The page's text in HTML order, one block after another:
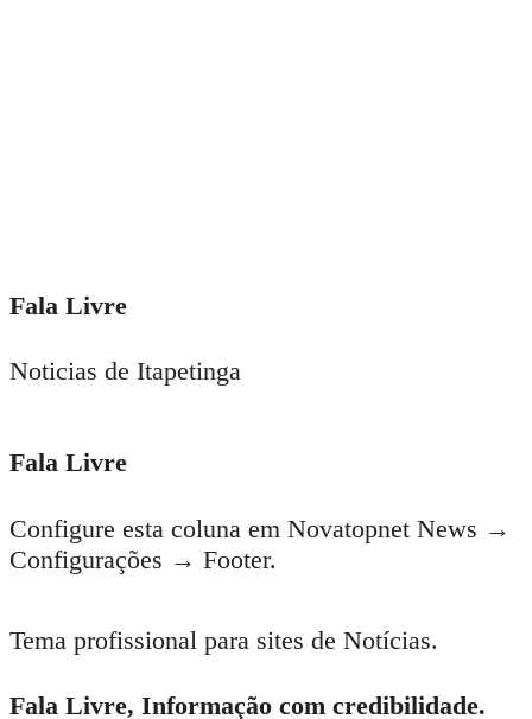
Deputado do prefeito rodrigo
hagge é um dos defensores dos